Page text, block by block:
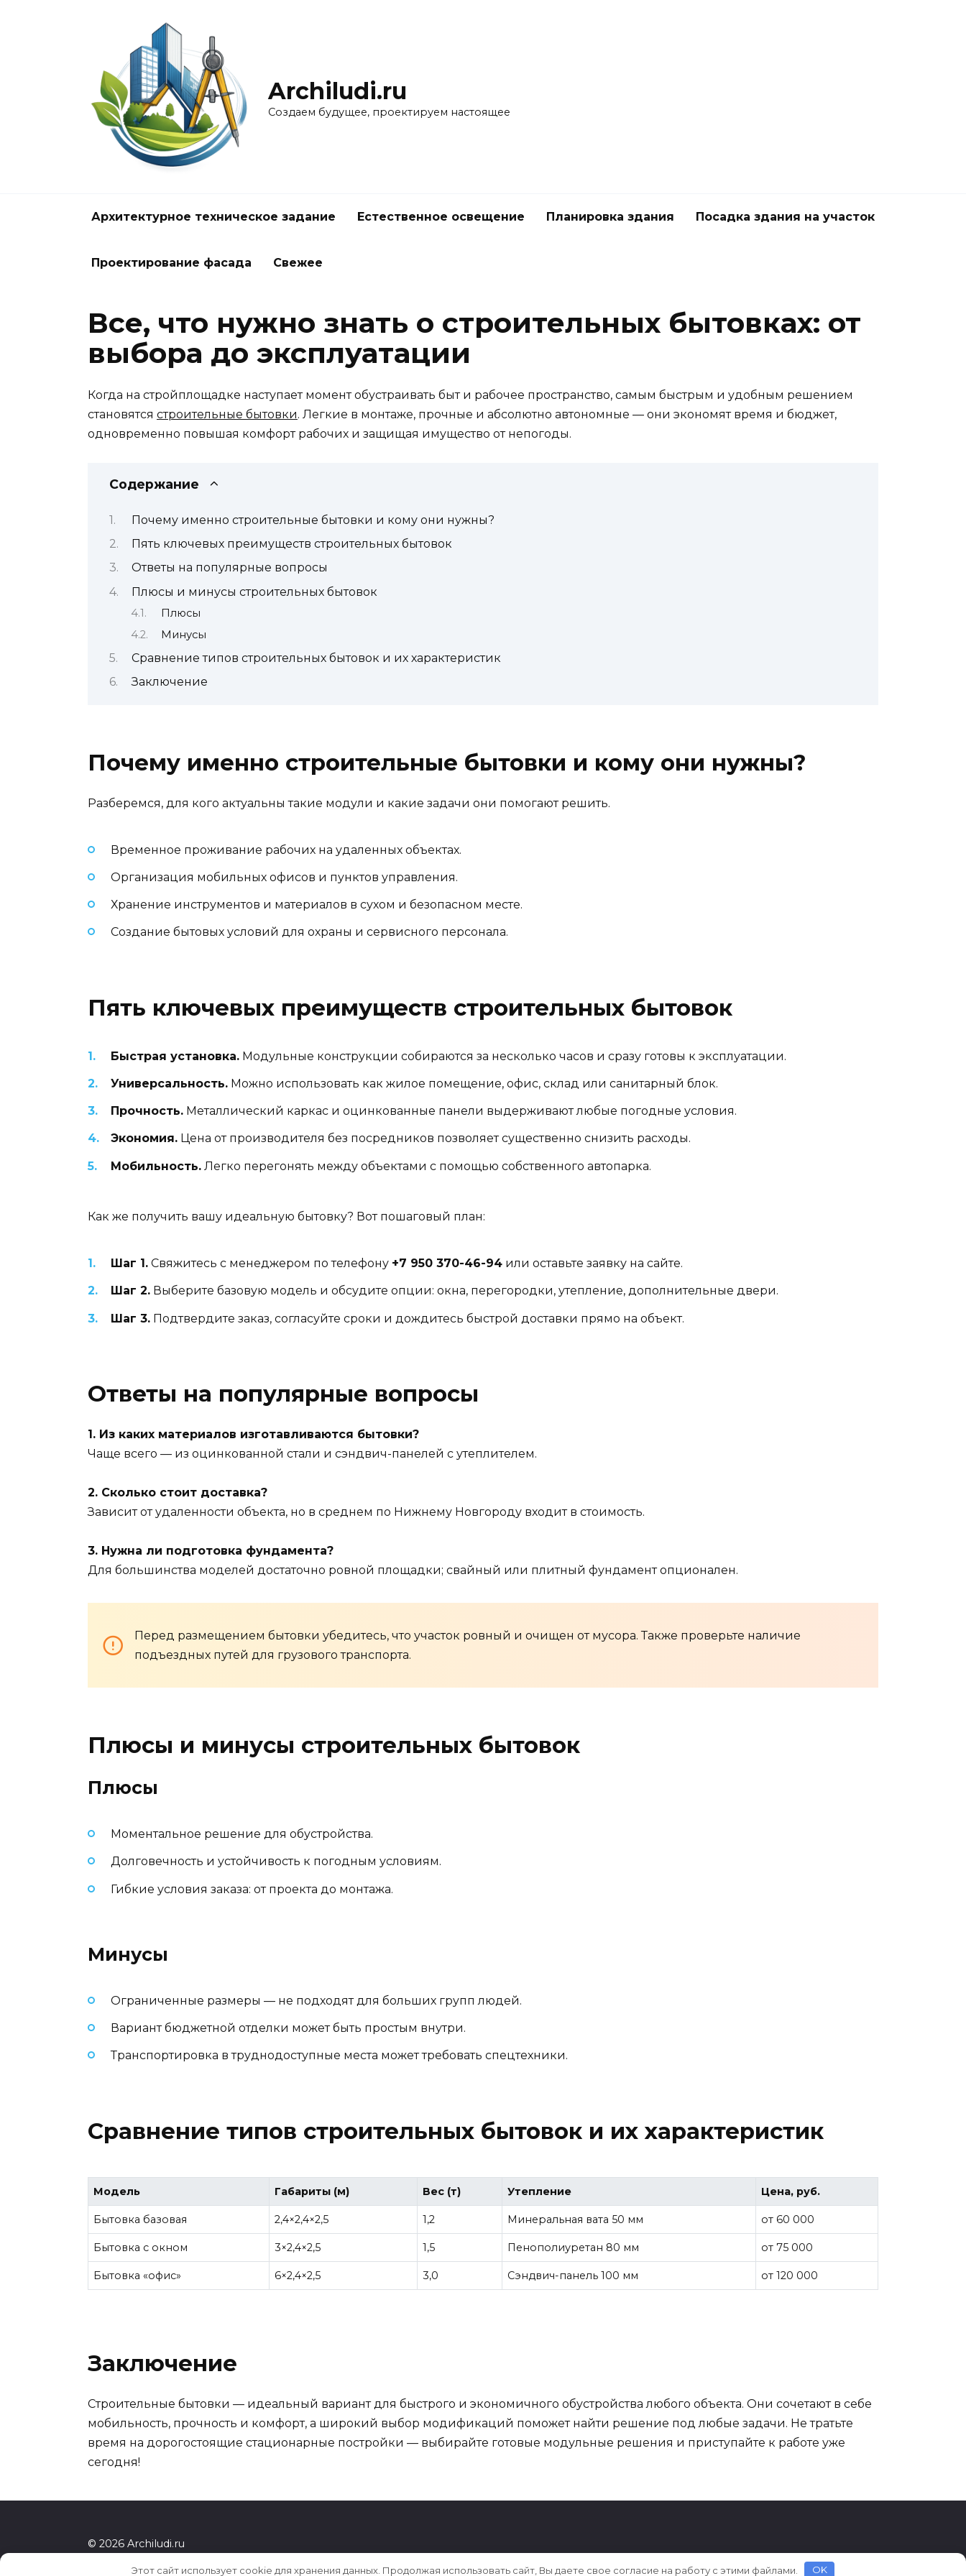
Archiludi.ru
Создаем будущее, проектируем настоящее
Архитектурное техническое задание Естественное освещение Планировка здания Посадка здания на участок
Проектирование фасада Свежее
Все, что нужно знать о строительных бытовках: от
выбора до эксплуатации
Когда на стройплощадке наступает момент обустраивать быт и рабочее пространство, самым быстрым и удобным решением
становятся строительные бытовки. Легкие в монтаже, прочные и абсолютно автономные — они экономят время и бюджет,
одновременно повышая комфорт рабочих и защищая имущество от непогоды.
Содержание
Почему именно строительные бытовки и кому они нужны?
Пять ключевых преимуществ строительных бытовок
Ответы на популярные вопросы
Плюсы и минусы строительных бытовок
Плюсы
Минусы
Сравнение типов строительных бытовок и их характеристик
Заключение
Почему именно строительные бытовки и кому они нужны?
Разберемся, для кого актуальны такие модули и какие задачи они помогают решить.
Временное проживание рабочих на удаленных объектах.
Организация мобильных офисов и пунктов управления.
Хранение инструментов и материалов в сухом и безопасном месте.
Создание бытовых условий для охраны и сервисного персонала.
Пять ключевых преимуществ строительных бытовок
Быстрая установка. Модульные конструкции собираются за несколько часов и сразу готовы к эксплуатации.
Универсальность. Можно использовать как жилое помещение, офис, склад или санитарный блок.
Прочность. Металлический каркас и оцинкованные панели выдерживают любые погодные условия.
Экономия. Цена от производителя без посредников позволяет существенно снизить расходы.
Мобильность. Легко перегонять между объектами с помощью собственного автопарка.
Как же получить вашу идеальную бытовку? Вот пошаговый план:
Шаг 1. Свяжитесь с менеджером по телефону +7 950 370-46-94 или оставьте заявку на сайте.
Шаг 2. Выберите базовую модель и обсудите опции: окна, перегородки, утепление, дополнительные двери.
Шаг 3. Подтвердите заказ, согласуйте сроки и дождитесь быстрой доставки прямо на объект.
Ответы на популярные вопросы
1. Из каких материалов изготавливаются бытовки?
Чаще всего — из оцинкованной стали и сэндвич-панелей с утеплителем.
2. Сколько стоит доставка?
Зависит от удаленности объекта, но в среднем по Нижнему Новгороду входит в стоимость.
3. Нужна ли подготовка фундамента?
Для большинства моделей достаточно ровной площадки; свайный или плитный фундамент опционален.
Перед размещением бытовки убедитесь, что участок ровный и очищен от мусора. Также проверьте наличие
подъездных путей для грузового транспорта.
Плюсы и минусы строительных бытовок
Плюсы
Моментальное решение для обустройства.
Долговечность и устойчивость к погодным условиям.
Гибкие условия заказа: от проекта до монтажа.
Минусы
Ограниченные размеры — не подходят для больших групп людей.
Вариант бюджетной отделки может быть простым внутри.
Транспортировка в труднодоступные места может требовать спецтехники.
Сравнение типов строительных бытовок и их характеристик
Модель Габариты (м) Вес (т) Утепление Цена, руб.
Бытовка базовая 2,4×2,4×2,5 1,2 Минеральная вата 50 мм от 60 000
Бытовка с окном 3×2,4×2,5 1,5 Пенополиуретан 80 мм от 75 000
Бытовка «офис» 6×2,4×2,5 3,0 Сэндвич-панель 100 мм от 120 000
Заключение
Строительные бытовки — идеальный вариант для быстрого и экономичного обустройства любого объекта. Они сочетают в себе
мобильность, прочность и комфорт, а широкий выбор модификаций поможет найти решение под любые задачи. Не тратьте
время на дорогостоящие стационарные постройки — выбирайте готовые модульные решения и приступайте к работе уже
сегодня!
© 2026 Archiludi.ru
Этот сайт использует cookie для хранения данных. Продолжая использовать сайт, Вы даете свое согласие на работу с этими файлами. OK